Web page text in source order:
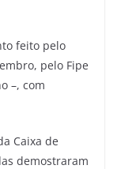
feito pelo
pelo Fipe
–, com
Caixa de
demostraram